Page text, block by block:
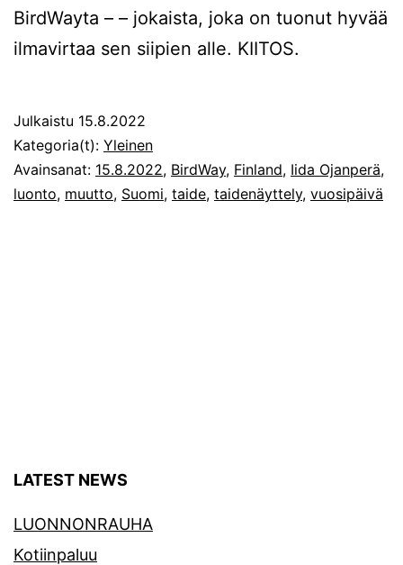
BirdWayta – – jokaista, joka on tuonut hyvää
ilmavirtaa sen siipien alle. KIITOS.
Julkaistu 15.8.2022
Kategoria(t): Yleinen
Avainsanat: 15.8.2022, BirdWay, Finland, Iida Ojanperä,
luonto, muutto, Suomi, taide, taidenäyttely, vuosipäivä
LATEST NEWS
LUONNONRAUHA
Kotiinpaluu